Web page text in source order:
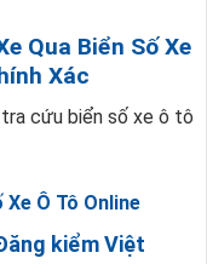
Qua Biển Số Xe
Xác
cứu biển số xe ô tô
Xe Ô Tô Online
kiểm Việt